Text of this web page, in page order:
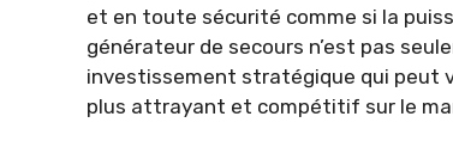
et en toute sécurité comme si la
générateur de secours n’est pas
investissement stratégique qui peut
plus attrayant et compétitif sur le